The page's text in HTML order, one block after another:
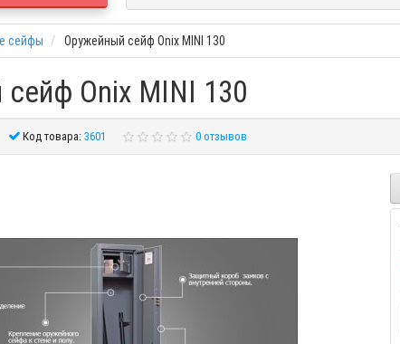
сейфы Оружейный сейф Onix MINI 130
Onix MINI 130
Код товара:3601 0 отзывов